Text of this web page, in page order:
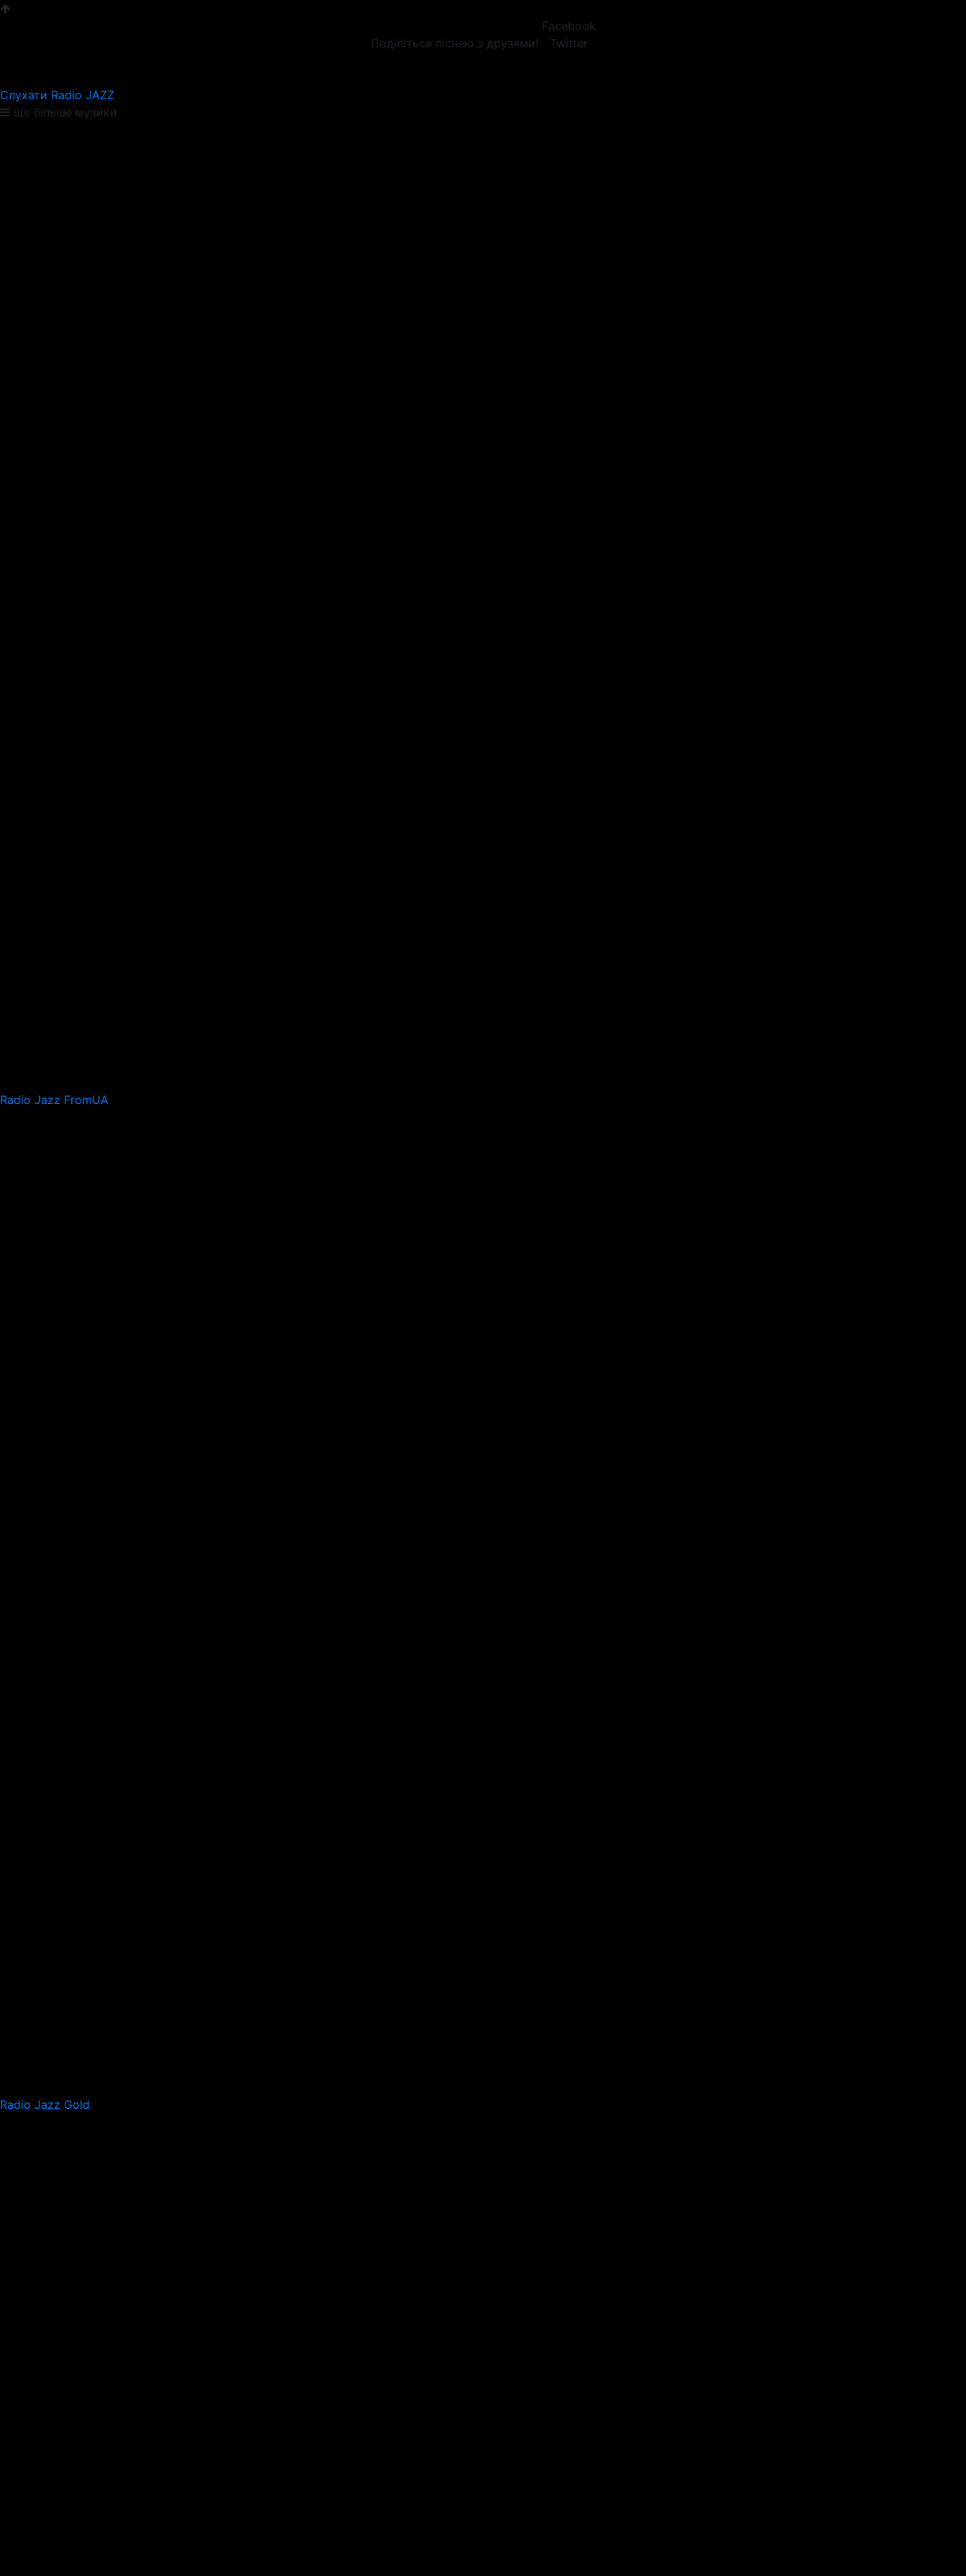
Поділіться піснею з друзями!
Facebook
Twitter
Слухати Radio JAZZ
ще більше музики
Radio Jazz FromUA
Radio Jazz Gold